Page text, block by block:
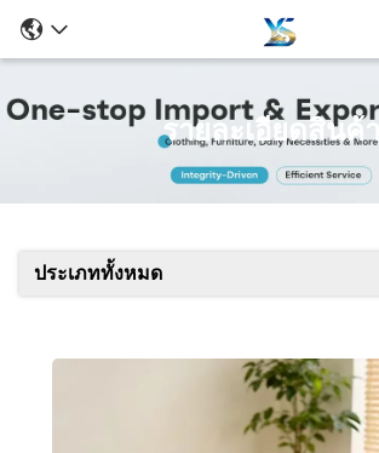
รายละเอียดสินค้า
ประเภททั้งหมด